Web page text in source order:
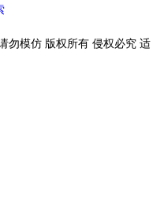
勿模仿 版权所有 侵权必究 适